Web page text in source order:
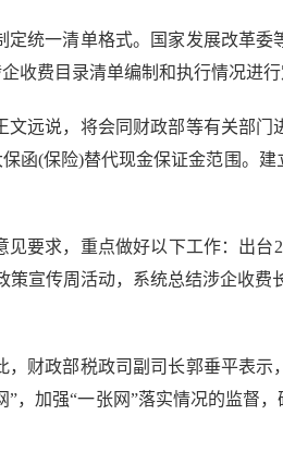
一清单格式。国家发展改革委
收费目录清单编制和执行情况进行
远说，将会同财政部等有关部门
函(保险)替代现金保证金范围。
求，重点做好以下工作：出台
宣传周活动，系统总结涉企收费
政部税政司副司长郭垂平表示
，加强“一张网”落实情况的监督